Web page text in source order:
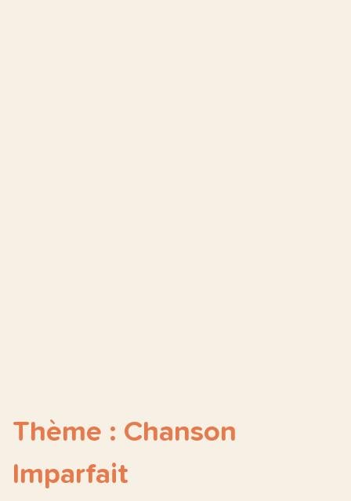
Thème : Chanson
Imparfait